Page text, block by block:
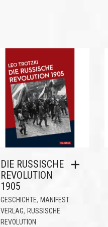
DIE RUSSISCHE
REVOLUTION
1905
GESCHICHTE, MANIFEST
VERLAG, RUSSISCHE
REVOLUTION